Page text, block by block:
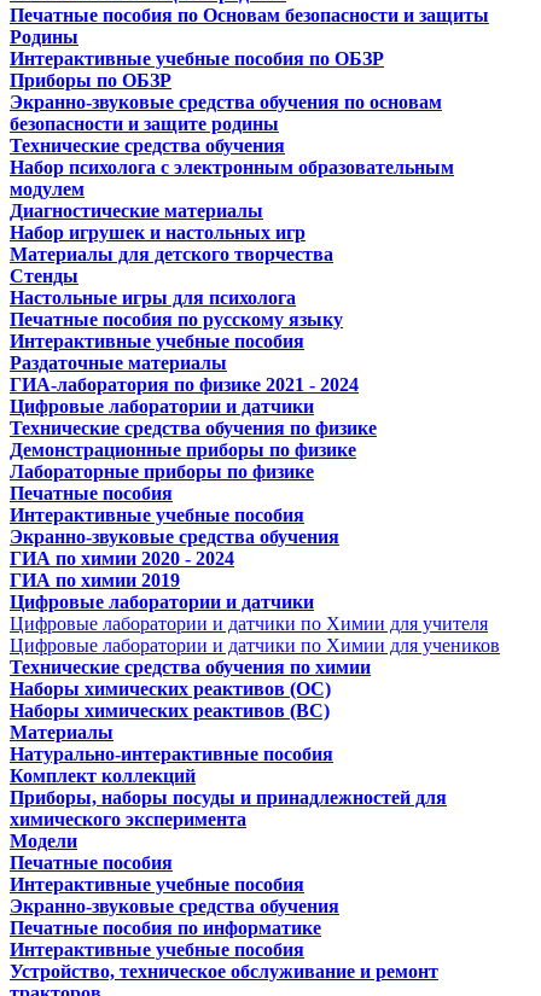
Печатные пособия по Основам безопасности и защиты
Родины
Интерактивные учебные пособия по ОБЗР
Приборы по ОБЗР
Экранно-звуковые средства обучения по основам
безопасности и защите родины
Технические средства обучения
Набор психолога с электронным образовательным
модулем
Диагностические материалы
Набор игрушек и настольных игр
Материалы для детского творчества
Стенды
Настольные игры для психолога
Печатные пособия по русскому языку
Интерактивные учебные пособия
Раздаточные материалы
ГИА-лаборатория по физике 2021 - 2024
Цифровые лаборатории и датчики
Технические средства обучения по физике
Демонстрационные приборы по физике
Лабораторные приборы по физике
Печатные пособия
Интерактивные учебные пособия
Экранно-звуковые средства обучения
ГИА по химии 2020 - 2024
ГИА по химии 2019
Цифровые лаборатории и датчики
Цифровые лаборатории и датчики по Химии для учителя
Цифровые лаборатории и датчики по Химии для учеников
Технические средства обучения по химии
Наборы химических реактивов (ОС)
Наборы химических реактивов (ВС)
Материалы
Натурально-интерактивные пособия
Комплект коллекций
Приборы, наборы посуды и принадлежностей для
химического эксперимента
Модели
Печатные пособия
Интерактивные учебные пособия
Экранно-звуковые средства обучения
Печатные пособия по информатике
Интерактивные учебные пособия
Устройство, техническое обслуживание и ремонт